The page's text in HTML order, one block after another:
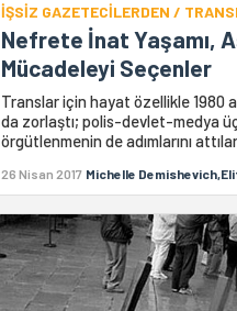
İŞSİZ GAZETECİLERDEN /
Nefrete İnat Yaşamı,
Mücadeleyi Seçenler
Translar için hayat özellikle 1980
da zorlaştı; polis-devlet-medya
örgütlenmenin de adımlarını
26 Nisan 2017 Michelle